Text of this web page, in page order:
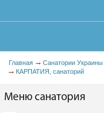
Главная Санатории Украины
КАРПАТИЯ, санаторий
Меню санатория